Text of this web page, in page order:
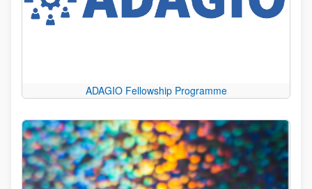
ADAGIO Fellowship Programme